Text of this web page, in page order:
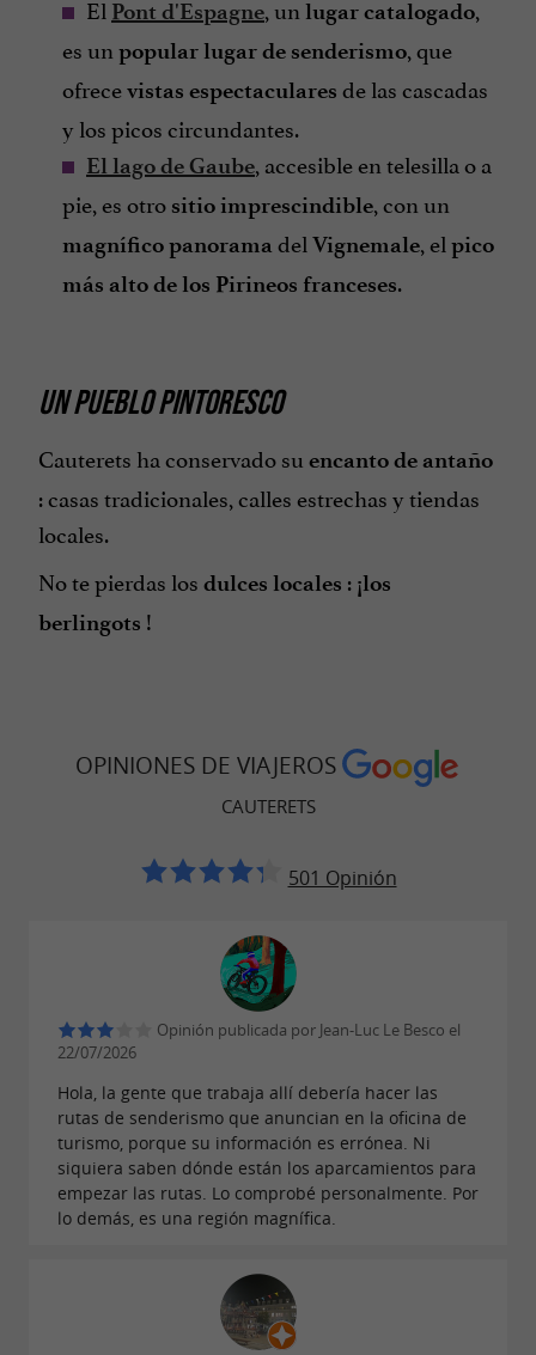
El Pont d'Espagne , un lugar catalogado
es un popular lugar de senderismo , que
ofrecevistas espectaculares de las cascadas
y los picos circundantes.
El lago de Gaube , accesible en telesilla o a
pie, es otro sitio imprescindible , con un
magnífico panorama del Vignemale , el pico
más alto de los Pirineos franceses.
UN PUEBLO PINTORESCO
Cauterets ha conservado su encanto de antaño
: casas tradicionales, calles estrechas y tiendas
locales.
No te pierdas los dulces locales : ¡los
berlingots !
OPINIONES DE VIAJEROS
CAUTERETS
501 Opinión
Opinión publicada por Jean-Luc Le Besco el
22/07/2026
Hola, la gente que trabaja allí debería hacer las
rutas de senderismo que anuncian en la oficina de
turismo, porque su información es errónea. Ni
siquiera saben dónde están los aparcamientos para
empezar las rutas. Lo comprobé personalmente. Por
lo demás, es una región magnífica.